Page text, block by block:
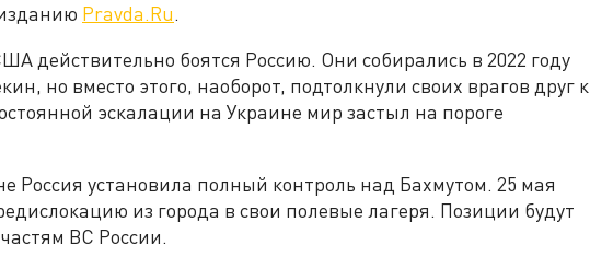
Pravda.Ru.
действительно боятся Россию. Они собирались в 2022 году
но вместо этого, наоборот, подтолкнули своих врагов друг к
эскалации на Украине мир застыл на пороге
Россия установила полный контроль над Бахмутом. 25 мая
из города в свои полевые лагеря. Позиции будут
ВС России.